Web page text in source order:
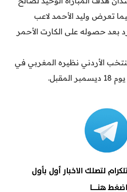
في الدقيقة 66، فيما تعرض وليد الأحمد لاعب
بعد حصوله على الكارت الأحمر
الأردني نظيره المغربي في